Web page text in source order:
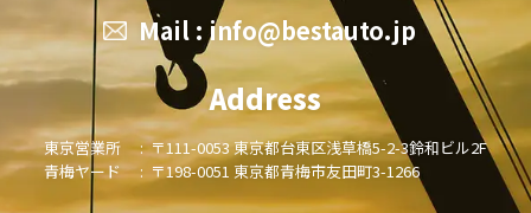
Mail : info@bestauto.jp
Address
東京営業所 : 〒111-0053 東京都台東区浅草橋5-2-3鈴和ビル2F
青梅ヤード : 〒198-0051 東京都青梅市友田町3-1266